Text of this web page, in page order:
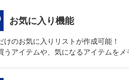
お気に入り機能
けのお気に入りリストが作成可能！
うアイテムや、気になるアイテムをメ